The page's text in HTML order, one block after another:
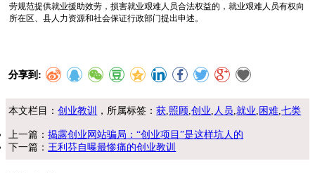
劳规范提供就业援助效劳，损害就业艰难人员合法权益的，就业艰难人员有权向
所在区、县人力资源和社会保证行政部门提出申述。
分享到:
本文栏目：创业教训 ，所属标签：获 照顾 ,创业 人员 ,就业 困难 ,七类
上一篇：揭露创业网站骗局：“创业项目”是这样坑人的
下一篇： 王利芬自曝最惨痛的创业教训